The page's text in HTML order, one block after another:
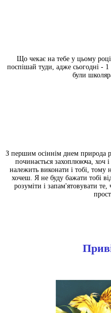
Що чекає на тебе у цьому
поспішай туди, адже сьогодні - 1
були
З першим осіннім днем природа
починається захоплююча, хоч
належить виконати і тобі, тому
хочеш. Я не буду бажати тобі
розуміти і запам'ятовувати